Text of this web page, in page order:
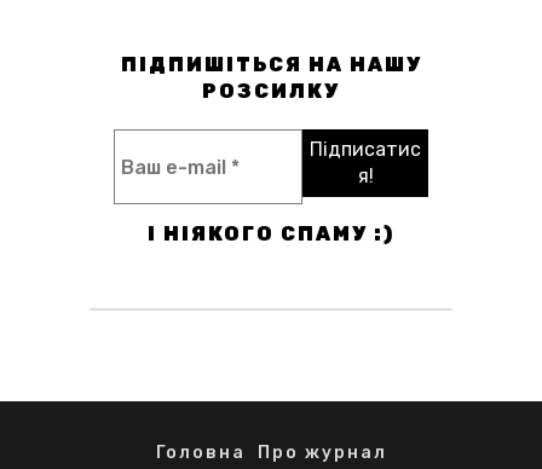
ПІДПИШІТЬСЯ НА НАШУ
РОЗСИЛКУ
І НІЯКОГО СПАМУ :)
Головна Про журнал